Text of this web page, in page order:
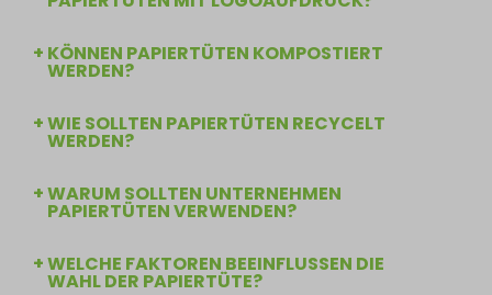
KÖNNEN PAPIERTÜTEN KOMPOSTIERT
WERDEN?
WIE SOLLTEN PAPIERTÜTEN RECYCELT
WERDEN?
WARUM SOLLTEN UNTERNEHMEN
PAPIERTÜTEN VERWENDEN?
WELCHE FAKTOREN BEEINFLUSSEN DIE
WAHL DER PAPIERTÜTE?